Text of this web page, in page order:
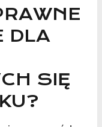
DLA
SIĘ